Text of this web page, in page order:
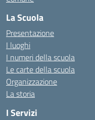
La Scuola
Presentazione
I luoghi
I numeri della scuola
Le carte della scuola
Organizzazione
La storia
I Servizi